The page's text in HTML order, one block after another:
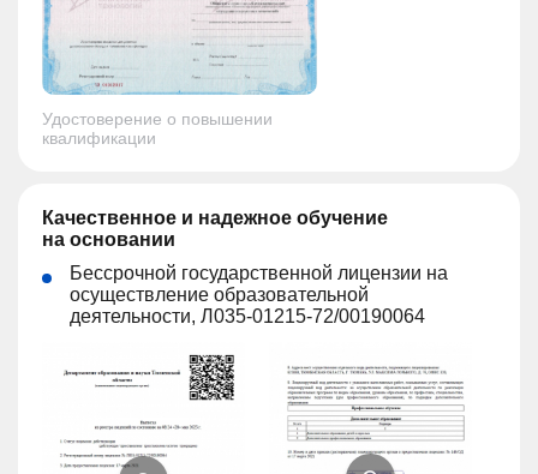
Удостоверение о повышении
квалификации
Качественное и надежное обучение
на основании
Бессрочной государственной лицензии на
осуществление образовательной
деятельности, Л035-01215-72/00190064